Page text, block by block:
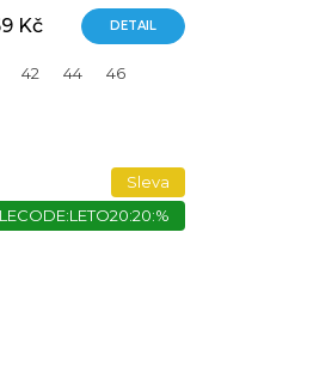
Kč DETAIL
42 44 46
Sleva